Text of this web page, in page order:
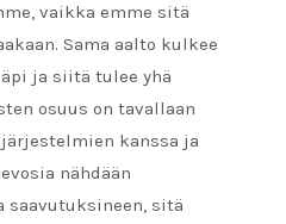
vaikka emme sitä
Sama aalto kulkee
ja siitä tulee yhä
osuus on tavallaan
kanssa ja
nähdään
saavutuksineen, sitä